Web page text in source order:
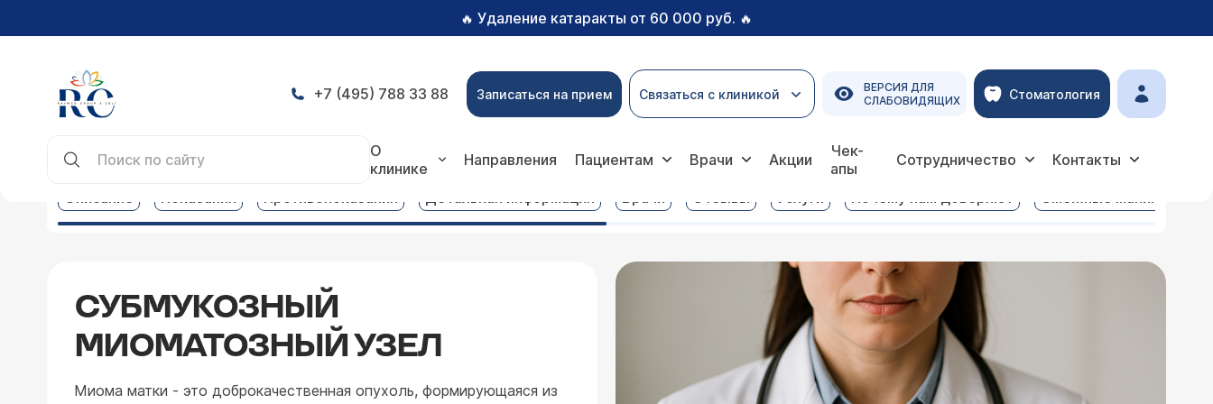
🔥 Удаление катаракты от 60 000 руб. 🔥
+7 (495) 788 33 88 Записаться на прием Связаться с клиникой
ВЕРСИЯ ДЛЯ
СЛАБОВИДЯЩИХ
Стоматология
О
клинике
Направления Пациентам Врачи Акции
Чек-
апы
Сотрудничество Контакты
Описание Показания Противопоказания Детальная информация Врачи Отзывы Услуги Почему нам доверяют Смежные манипуляции
СУБМУКОЗНЫЙ
МИОМАТОЗНЫЙ УЗЕЛ
Миома матки - это доброкачественная опухоль, формирующаяся из